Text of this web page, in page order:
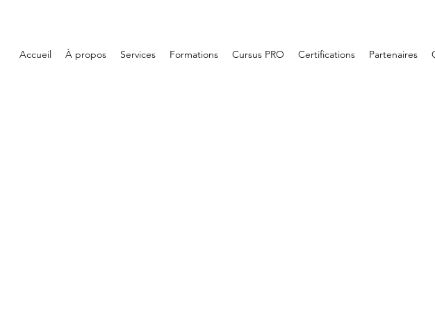
Accueil À propos Services Formations Cursus PRO Certifications Partenaires